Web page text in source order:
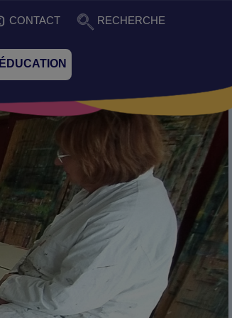
CONTACT RECHERCHE
ÉDUCATION